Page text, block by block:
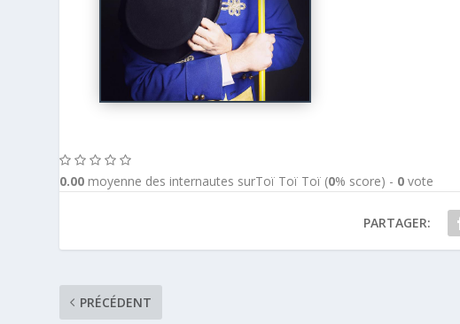
0.00 moyenne des internautes surToï Toï Toï (0% score) - 0 vote
PARTAGER:
PRÉCÉDENT